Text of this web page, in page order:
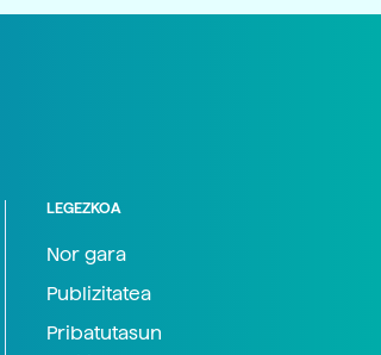
LEGEZKOA
Nor gara
Publizitatea
Pribatutasun